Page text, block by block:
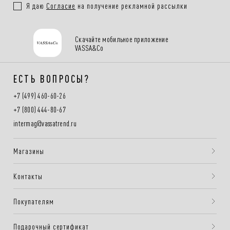
Я даю Согласие на получение рекламной рассылки
Скачайте мобильное приложение
VASSA&Co
ЕСТЬ ВОПРОСЫ?
+7 (499) 460-60-26
+7 (800) 444-80-67
intermag@vassatrend.ru
Магазины
Контакты
Покупателям
Подарочный сертификат